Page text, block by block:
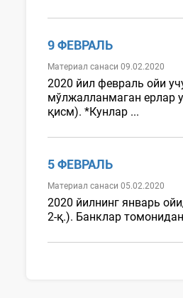
9 ФЕВРАЛЬ
Материал санаси 09.02.2020
2020 йил февраль ойи
мўлжалланмаган ерлар
қисм). *Кунлар ...
5 ФЕВРАЛЬ
Материал санаси 05.02.2020
2020 йилнинг январь
2-қ.). Банклар